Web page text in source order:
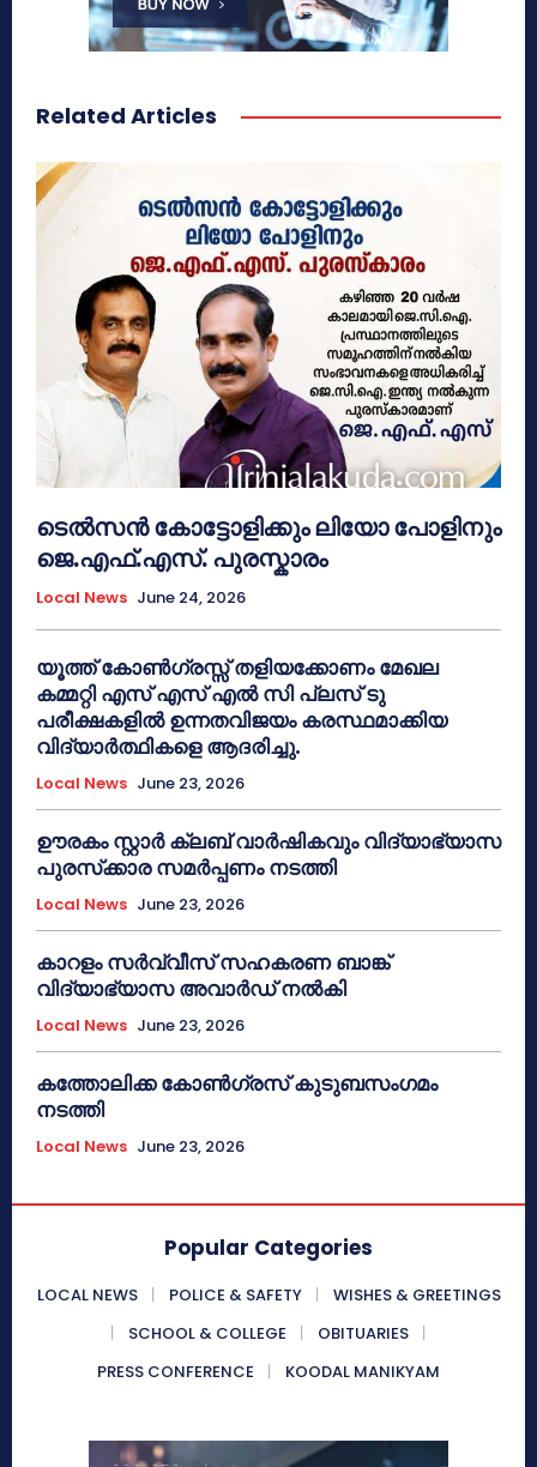
Related Articles
ടെൽസൻ കോട്ടോളിക്കും ലിയോ പോളിനും
ജെ.എഫ്.എസ്. പുരസ്കാരം
Local News June 24, 2026
യൂത്ത് കോൺഗ്രസ്സ് തളിയക്കോണം മേഖല
കമ്മറ്റി എസ് എസ് എൽ സി പ്ലസ് ടു
പരീക്ഷകളിൽ ഉന്നതവിജയം കരസ്ഥമാക്കിയ
വിദ്യാർത്ഥികളെ ആദരിച്ചു.
Local News June 23, 2026
ഊരകം സ്റ്റാർ ക്ലബ് വാർഷികവും വിദ്യാഭ്യാസ
പുരസ്‌ക്കാര സമർപ്പണം നടത്തി
Local News June 23, 2026
കാറളം സർവ്വീസ് സഹകരണ ബാങ്ക്
വിദ്യാഭ്യാസ അവാർഡ് നൽകി
Local News June 23, 2026
കത്തോലിക്ക കോൺഗ്രസ് കുടുബസംഗമം
നടത്തി
Local News June 23, 2026
Popular Categories
LOCAL NEWS POLICE & SAFETY
WISHES & GREETINGS
SCHOOL & COLLEGE
OBITUARIES
PRESS CONFERENCE
KOODAL MANIKYAM